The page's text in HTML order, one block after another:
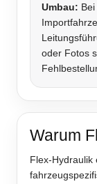
Umbau:
oder Fotos
Warum
Flex-Hydraulik